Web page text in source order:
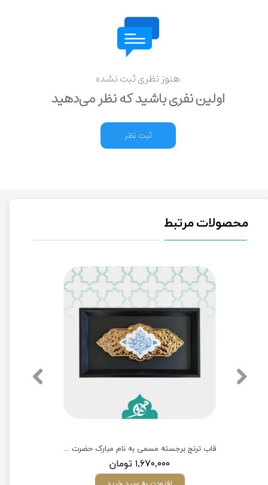
هنوز نظری ثبت نشده
اولین نفری باشید که نظر می‌دهید
ثبت نظر
محصولات مرتبط
قاب ترنج برجسته مسمی به نام مبارک حضرت علی ابن موسی الرضا(ع)
۱,۶۷۰,۰۰۰ تومان